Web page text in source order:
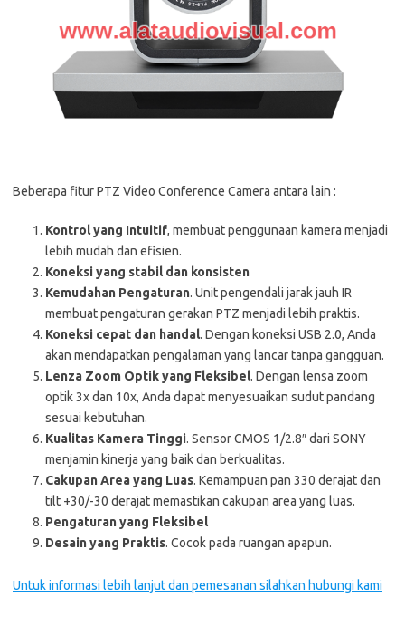
Beberapa fitur PTZ Video Conference Camera antara lain :
Kontrol yang Intuitif, membuat penggunaan kamera menjadi
lebih mudah dan efisien.
Koneksi yang stabil dan konsisten
Kemudahan Pengaturan. Unit pengendali jarak jauh IR
membuat pengaturan gerakan PTZ menjadi lebih praktis.
Koneksi cepat dan handal. Dengan koneksi USB 2.0, Anda
akan mendapatkan pengalaman yang lancar tanpa gangguan.
Lenza Zoom Optik yang Fleksibel. Dengan lensa zoom
optik 3x dan 10x, Anda dapat menyesuaikan sudut pandang
sesuai kebutuhan.
Kualitas Kamera Tinggi. Sensor CMOS 1/2.8″ dari SONY
menjamin kinerja yang baik dan berkualitas.
Cakupan Area yang Luas. Kemampuan pan 330 derajat dan
tilt +30/-30 derajat memastikan cakupan area yang luas.
Pengaturan yang Fleksibel
Desain yang Praktis. Cocok pada ruangan apapun.
Untuk informasi lebih lanjut dan pemesanan silahkan hubungi kami